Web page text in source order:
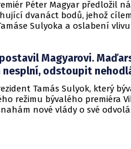
Péter Magyar předložil
dvanáct bodů, jehož
Sulyoka a oslabení
ukončení funkčního období
Magyarovi.
odstoupit
Tamás Sulyok, který
režimu bývalého premiéra
nové vlády o své